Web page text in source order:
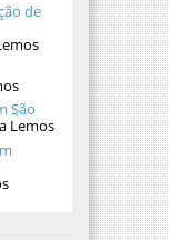
de
São
Lemos